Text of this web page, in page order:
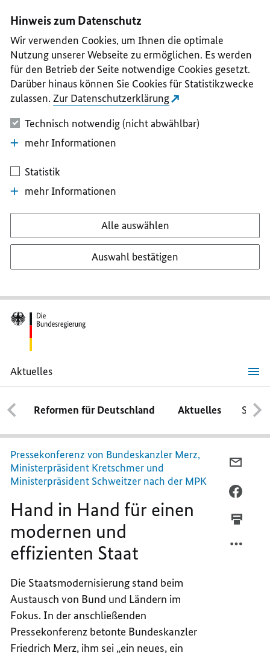
II
III
IV
V
Hinweis zum Datenschutz
Wir verwenden Cookies, um Ihnen die optimale
Nutzung unserer Webseite zu ermöglichen. Es werden
für den Betrieb der Seite notwendige Cookies gesetzt.
Darüber hinaus können Sie Cookies für Statistikzwecke
zulassen. Zur Datenschutzerklärung
Technisch notwendig (nicht abwählbar)
mehr Informationen
Statistik
mehr Informationen
Alle auswählen
Auswahl bestätigen
Aktuelles
Hand
in
Hand
für
einen
modernen
und
effizienten
Staat
Reformen für Deutschland Aktuelles
Pressekonferenz von Bundeskanzler Merz,
Ministerpräsident Kretschmer und
Ministerpräsident Schweitzer nach der MPK
Hand in Hand für einen
modernen und
effizienten Staat
Die Staatsmodernisierung stand beim
Austausch von Bund und Ländern im
Fokus. In der anschließenden
Pressekonferenz betonte Bundeskanzler
Friedrich Merz, ihm sei „ein neues, ein